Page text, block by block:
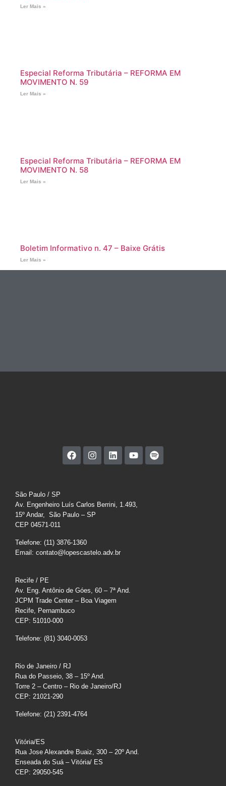
Ler Mais »
Especial Reforma Tributária – REFORMA EM
MOVIMENTO N. 59
Ler Mais »
Especial Reforma Tributária – REFORMA EM
MOVIMENTO N. 58
Ler Mais »
Boletim Informativo n. 47 – Baixe Grátis
Ler Mais »
São Paulo / SP
Av. Engenheiro Luís Carlos Berrini, 1.493,
15º Andar, São Paulo – SP
CEP 04571-011
Telefone: (11) 3876-1360
Email: contato@lopescastelo.adv.br
Recife / PE
Av. Eng. Antônio de Góes, 60 – 7ª And.
JCPM Trade Center – Boa Viagem
Recife, Pernambuco
CEP: 51010-000
Telefone: (81) 3040-0053
Rio de Janeiro / RJ
Rua do Passeio, 38 – 15º And.
Torre 2 – Centro – Rio de Janeiro/RJ
CEP: 21021-290
Telefone: (21) 2391-4764
Vitória/ES
Rua Jose Alexandre Buaiz, 300 – 20º And.
Enseada do Suá – Vitória/ ES
CEP: 29050-545